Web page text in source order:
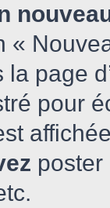
«
page
pour